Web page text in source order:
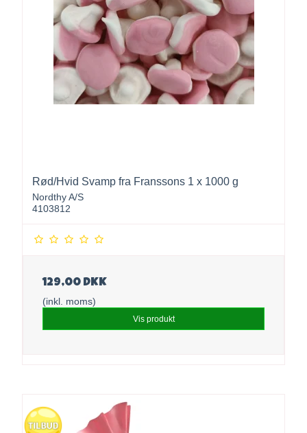
Rød/Hvid Svamp fra Franssons 1 x 1000 g
Nordthy A/S
4103812
129,00 DKK
(inkl. moms)
Vis produkt